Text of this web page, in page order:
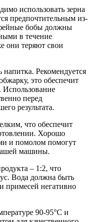
использовать зерна
предпочтительным из-
бобы должны
в течение
они теряют свои
напитка. Рекомендуется
это обеспечит
перед
результата.
что обеспечит
Хорошо
и помолом помогут
машины.
– 1:2, что
Вода должна быть
примесей негативно
90-95°С и